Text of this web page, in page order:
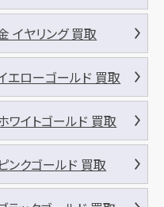
イヤリング 買取
エローゴールド 買取
ワイトゴールド 買取
ピンクゴールド 買取